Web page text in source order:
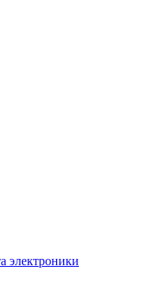
электроники